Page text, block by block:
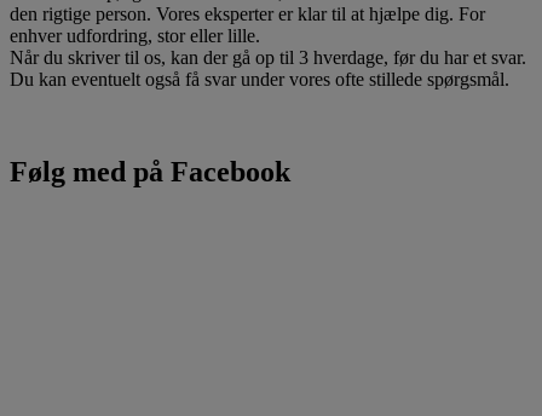
den rigtige person. Vores eksperter er klar til at hjælpe dig. For
enhver udfordring, stor eller lille.
Når du skriver til os, kan der gå op til 3 hverdage, før du har et svar.
Du kan eventuelt også få svar under vores ofte stillede spørgsmål.
Følg med på Facebook